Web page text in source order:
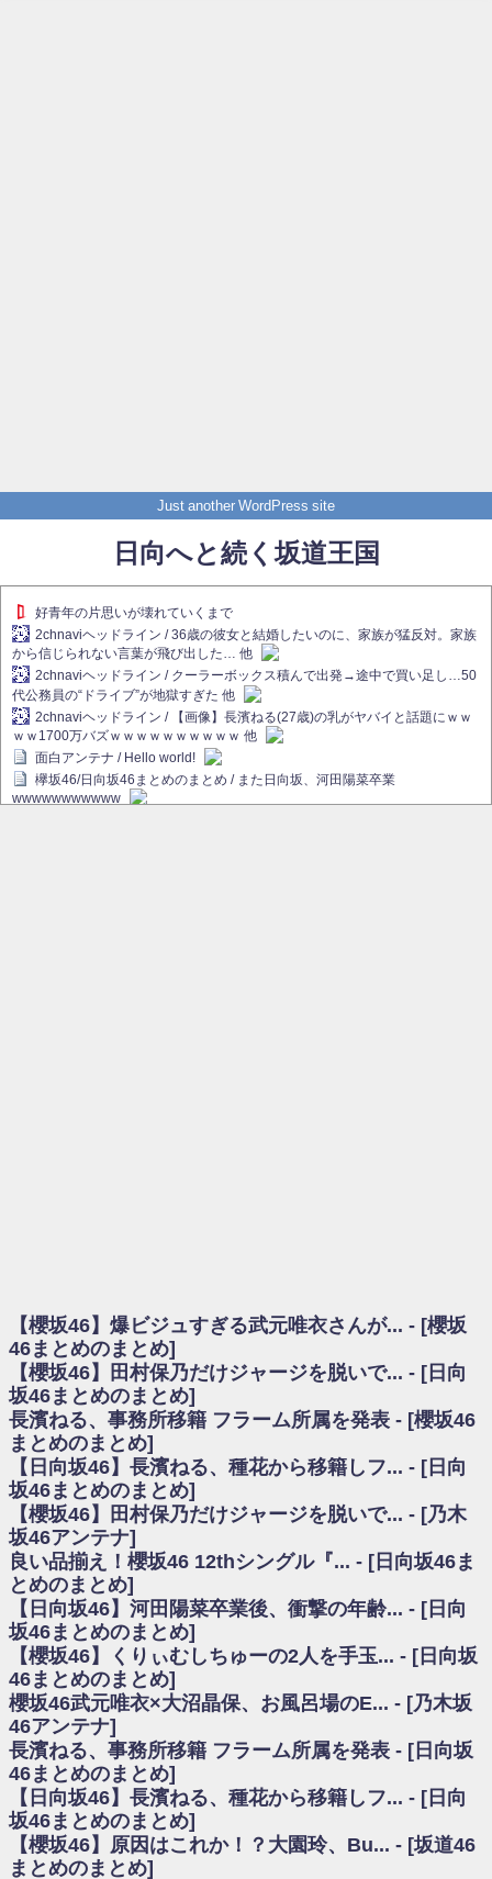
Just another WordPress site
日向へと続く坂道王国
好青年の片思いが壊れていくまで
2chnaviヘッドライン / 36歳の彼女と結婚したいのに、家族が猛反対。家族
から信じられない言葉が飛び出した… 他
2chnaviヘッドライン / クーラーボックス積んで出発→途中で買い足し…50
代公務員の“ドライブ”が地獄すぎた 他
2chnaviヘッドライン / 【画像】長濱ねる(27歳)の乳がヤバイと話題にｗｗ
ｗｗ1700万バズｗｗｗｗｗｗｗｗｗｗ 他
面白アンテナ / Hello world!
欅坂46/日向坂46まとめのまとめ / また日向坂、河田陽菜卒業
wwwwwwwwwww
日向坂46まとめのまとめ / 【日向坂46】富田鈴花1st写真集、発売記念記者
会見の模様がこちら！
乃木坂欅坂まとめのまとめ / 【日向坂46】河田陽菜卒業の影響、ガチでデ
カそう...
欅坂あんてな ～欅坂46のニュース・情報・話題をピックアップ / れなッ
ピーズ集結！櫻坂46守屋麗奈×遠藤理子、8/6「ラヴィット！」水曜スタジオ出
演決定
欅坂/日向坂46まとめのまとめ / 【櫻坂46】田村保乃だけジャージを脱いで
いた理由
日向坂46まとめのまとめ / 【日向坂46】若林さん「笑えないぐらい師匠だ
から」佐々木久美と卒業後初の共演の様子がこちら！【激レアさん】
日向坂46まとめのまとめ / 【元日向坂46】情報解禁前で言えない！？丹生
ちゃん、メンバーと会った模様
乃木坂欅坂まとめのまとめ / 【日向坂46】この月、何かあるのか！？『お
願いバッハ！』ミーグリ日程がこちら
欅坂/日向坂46まとめのまとめ / 【櫻坂46】ミーグリで喧嘩！？山下瞳月、
これはマジギレしてる
乃木坂46アンテナ / 【櫻坂46】ハリソン守屋「ゆーづのせいです」【ラヴ
ィット!】
乃木坂あんてな ～乃木坂46・欅坂46・日向坂46のニュース・情報・話題
をピックアップ / 良い品揃え！櫻坂46 12thシングル『Make or Break』オフィ
シャルグッズ絶賛販売受付中
日向坂46まとめのまとめ / 【日向坂46】この月、何かあるのか！？『お願
いバッハ！』ミーグリ日程がこちら
日向坂46まとめのまとめ / 【元日向坂46】この卒業生、めちゃくちゃテレ
ビで見かけるな
欅坂/日向坂46まとめのまとめ / 【櫻坂46】リアルミーグリであの販売も！
『Make or Break』オフィシャルグッズ解禁
【櫻坂46】爆ビジュすぎる武元唯衣さんが... - [櫻坂
46まとめのまとめ]
【櫻坂46】田村保乃だけジャージを脱いで... - [日向
坂46まとめのまとめ]
長濱ねる、事務所移籍 フラーム所属を発表 - [櫻坂46
まとめのまとめ]
【日向坂46】長濱ねる、種花から移籍しフ... - [日向
坂46まとめのまとめ]
【櫻坂46】田村保乃だけジャージを脱いで... - [乃木
坂46アンテナ]
良い品揃え！櫻坂46 12thシングル『... - [日向坂46ま
とめのまとめ]
【日向坂46】河田陽菜卒業後、衝撃の年齢... - [日向
坂46まとめのまとめ]
【櫻坂46】くりぃむしちゅーの2人を手玉... - [日向坂
46まとめのまとめ]
櫻坂46武元唯衣×大沼晶保、お風呂場のE... - [乃木坂
46アンテナ]
長濱ねる、事務所移籍 フラーム所属を発表 - [日向坂
46まとめのまとめ]
【日向坂46】長濱ねる、種花から移籍しフ... - [日向
坂46まとめのまとめ]
【櫻坂46】原因はこれか！？大園玲、Bu... - [坂道46
まとめのまとめ]